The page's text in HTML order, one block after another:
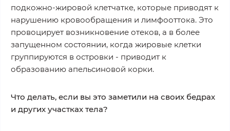
подкожно-жировой клетчатке, которые приводят к
нарушению кровообращения и лимфооттока. Это
провоцирует возникновение отеков, а в более
запущенном состоянии, когда жировые клетки
группируются в островки - приводит к
образованию апельсиновой корки.
Что делать, если вы это заметили на своих бедрах
и других участках тела?